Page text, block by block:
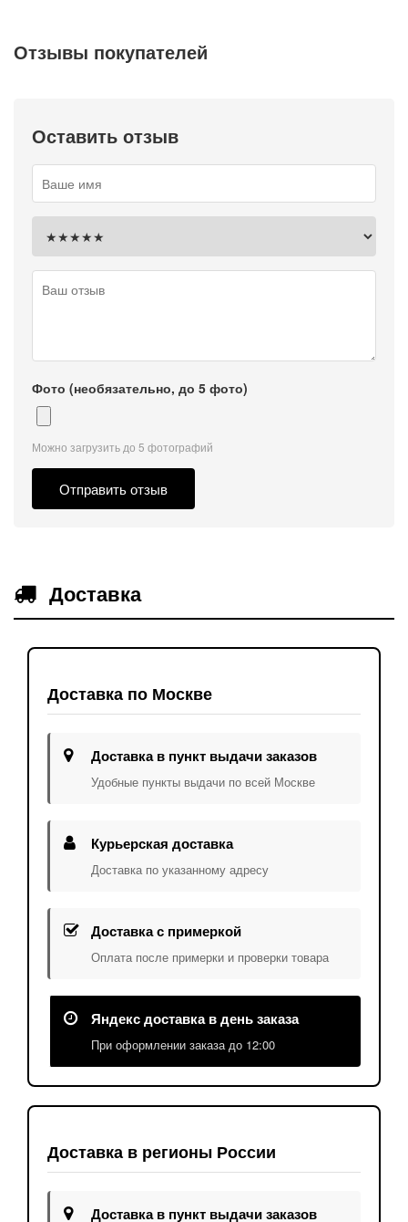
Отзывы покупателей
Оставить отзыв
Фото (необязательно, до 5 фото)
Можно загрузить до 5 фотографий
Отправить отзыв
Доставка
Доставка по Москве
Доставка в пункт выдачи заказов
Удобные пункты выдачи по всей Москве
Курьерская доставка
Доставка по указанному адресу
Доставка с примеркой
Оплата после примерки и проверки товара
Яндекс доставка в день заказа
При оформлении заказа до 12:00
Доставка в регионы России
Доставка в пункт выдачи заказов